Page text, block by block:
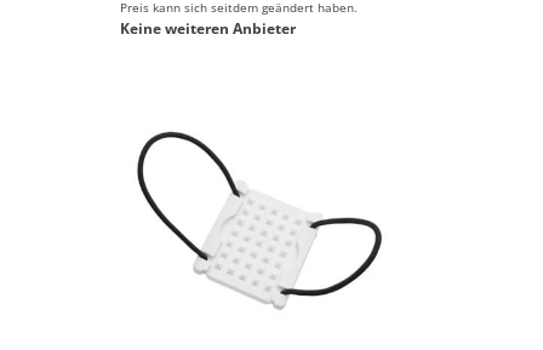
Preis kann sich seitdem geändert haben.
Keine weiteren Anbieter